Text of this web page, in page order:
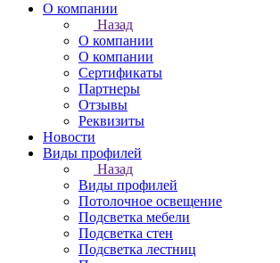
О компании
Назад
О компании
О компании
Сертификаты
Партнеры
Отзывы
Реквизиты
Новости
Виды профилей
Назад
Виды профилей
Потолочное освещение
Подсветка мебели
Подсветка стен
Подсветка лестниц